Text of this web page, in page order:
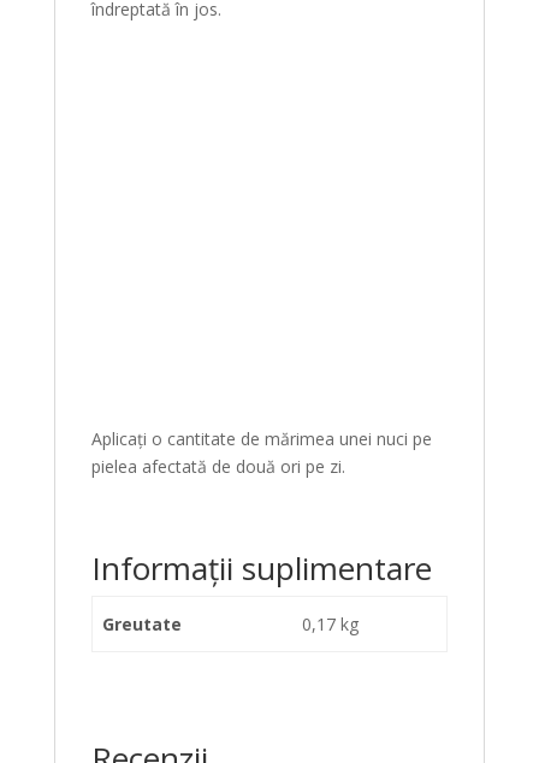
îndreptată în jos.
Aplicați o cantitate de mărimea unei nuci pe
pielea afectată de două ori pe zi.
Informații suplimentare
Greutate 0,17 kg